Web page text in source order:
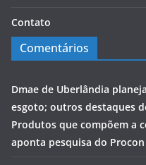
Contato
Comentários
Dmae de Uberlândia
esgoto; outros destaques
Produtos que compõem a
aponta pesquisa do Procon